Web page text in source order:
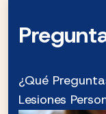
¿Qué
Lesiones